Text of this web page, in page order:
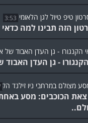
3:53
הזה תבינו למה
- גן העדן
הכוכבים: מסע